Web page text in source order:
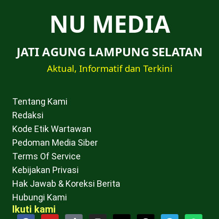
NU MEDIA
JATI AGUNG LAMPUNG SELATAN
Aktual, Informatif dan Terkini
Tentang Kami
Redaksi
Kode Etik Wartawan
Pedoman Media Siber
Terms Of Service
Kebijakan Privasi
Hak Jawab & Koreksi Berita
Hubungi Kami
Ikuti kami